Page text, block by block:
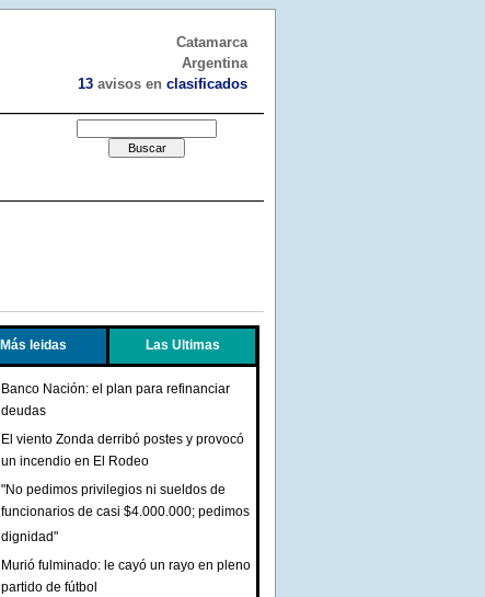
Catamarca
Argentina
13 avisos en clasificados
Más leidas Las Ultimas
Banco Nación: el plan para refinanciar
deudas
El viento Zonda derribó postes y provocó
un incendio en El Rodeo
"No pedimos privilegios ni sueldos de
funcionarios de casi $4.000.000; pedimos
dignidad"
Murió fulminado: le cayó un rayo en pleno
partido de fútbol